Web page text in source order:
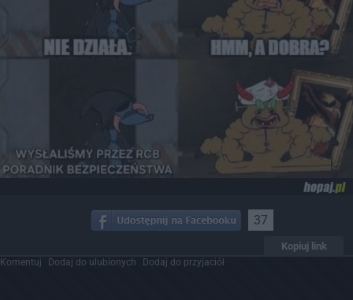
37
Kopiuj link
Komentuj Dodaj do ulubionych Dodaj do przyjaciół